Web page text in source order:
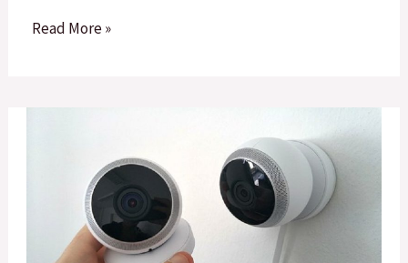
Read More »